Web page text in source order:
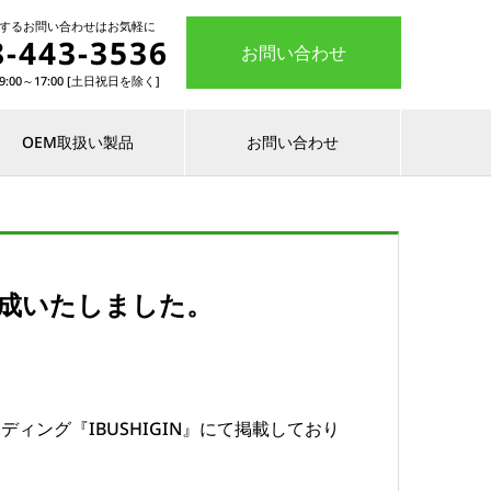
るお問い合わせはお気軽に
443-3536
～17:00 [土日祝日を除く]
お問い合わせ
OEM取扱い製品 お問い合わせ
いたしました。
ィング『IBUSHIGIN』にて掲載しており